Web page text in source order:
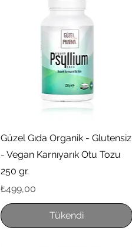
Hızlı Bakış
Güzel Gıda Organik - Glutensiz
- Vegan Karnıyarık Otu Tozu
250 gr.
Fiyat
₺499,00
Tükendi